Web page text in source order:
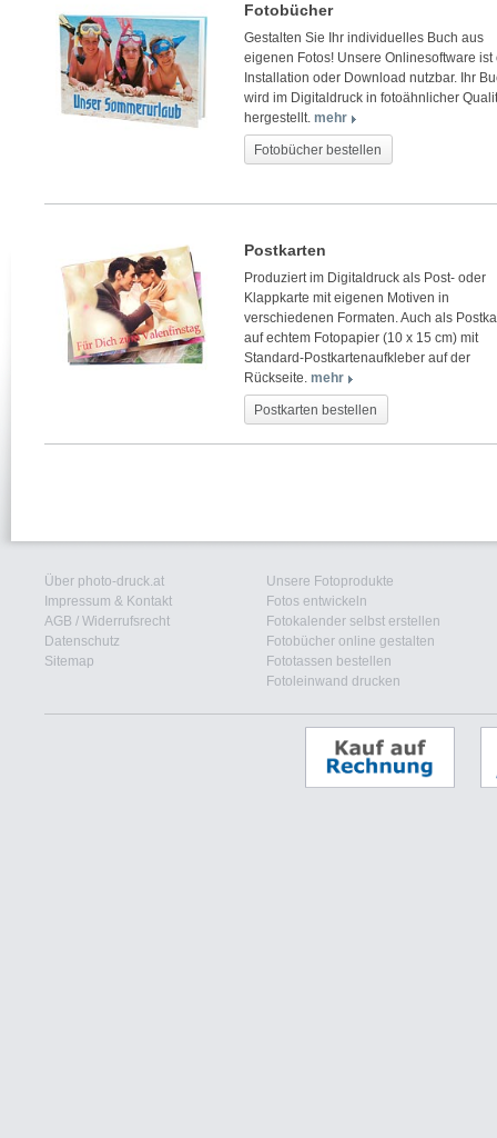
Fotobücher
Gestalten Sie Ihr individuelles Buch aus
eigenen Fotos! Unsere Onlinesoftware ist
Installation oder Download nutzbar. Ihr
wird im Digitaldruck in fotoähnlicher
hergestellt. mehr
Fotobücher bestellen
Postkarten
Produziert im Digitaldruck als Post- oder
Klappkarte mit eigenen Motiven in
verschiedenen Formaten. Auch als
auf echtem Fotopapier (10 x 15 cm) mit
Standard-Postkartenaufkleber auf der
Rückseite. mehr
Postkarten bestellen
Über photo-druck.at
Impressum & Kontakt
AGB / Widerrufsrecht
Datenschutz
Sitemap
Unsere Fotoprodukte
Fotos entwickeln
Fotokalender selbst erstellen
Fotobücher online gestalten
Fototassen bestellen
Fotoleinwand drucken